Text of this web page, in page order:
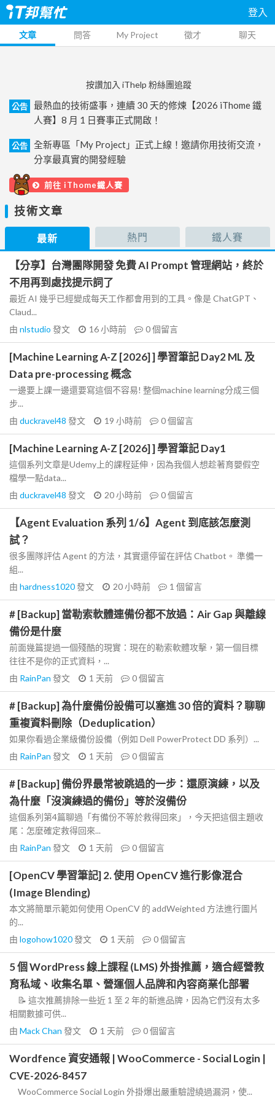
登入
文章 問答 My Project 徵才 聊天
按讚加入 iThelp 粉絲團追蹤
公告
最熱血的技術盛事，連續 30 天的修煉【2026 iThome 鐵
人賽】8 月 1 日賽事正式開啟！
公告
全新專區「My Project」正式上線！邀請你用技術交流，
分享最真實的開發經驗
前往 iThome鐵人賽
技術文章
最新 熱門 鐵人賽
【分享】台灣團隊開發 免費 AI Prompt 管理網站，終於
不用再到處找提示詞了
最近 AI 幾乎已經變成每天工作都會用到的工具。像是 ChatGPT、
Claud...
由 nlstudio 發文 16 小時前 0個留言
[Machine Learning A-Z [2026] ] 學習筆記 Day2 ML 及
Data pre-processing 概念
一邊要上課一邊還要寫這個不容易! 整個machine learning分成三個
步...
由 duckravel48 發文 19 小時前 0個留言
[Machine Learning A-Z [2026] ] 學習筆記 Day1
這個系列文章是Udemy上的課程延伸，因為我個人想趁著育嬰假空
檔學一點data...
由 duckravel48 發文 20 小時前 0個留言
【Agent Evaluation 系列 1/6】Agent 到底該怎麼測
試？
很多團隊評估 Agent 的方法，其實還停留在評估 Chatbot。 準備一
組...
由 hardness1020發文 20 小時前 1 個留言
# [Backup] 當勒索軟體連備份都不放過：Air Gap 與離線
備份是什麼
前面幾篇提過一個殘酷的現實：現在的勒索軟體攻擊，第一個目標
往往不是你的正式資料，...
由 RainPan 發文 1 天前 0個留言
# [Backup] 為什麼備份設備可以塞進 30 倍的資料？聊聊
重複資料刪除（Deduplication）
如果你看過企業級備份設備（例如 Dell PowerProtect DD 系列）...
由 RainPan 發文 1 天前 0個留言
# [Backup] 備份界最常被跳過的一步：還原演練，以及
為什麼「沒演練過的備份」等於沒備份
這個系列第4篇聊過「有備份不等於救得回來」，今天把這個主題收
尾：怎麼確定救得回來...
由 RainPan 發文 1 天前 0個留言
[OpenCV 學習筆記] 2. 使用 OpenCV 進行影像混合
(Image Blending)
本文將簡單示範如何使用 OpenCV 的 addWeighted 方法進行圖片
的...
由 logohow1020發文 1 天前 0個留言
5 個 WordPress 線上課程 (LMS) 外掛推薦，適合經營教
育私域、收集名單、營運個人品牌和內容商業化部署
📝 這次推薦排除一些近 1 至 2 年的新進品牌，因為它們沒有太多
相關數據可供...
由 Mack Chan 發文 1 天前 0個留言
Wordfence 資安通報 | WooCommerce - Social Login |
CVE-2026-8457
WooCommerce Social Login 外掛爆出嚴重驗證繞過漏洞，使...